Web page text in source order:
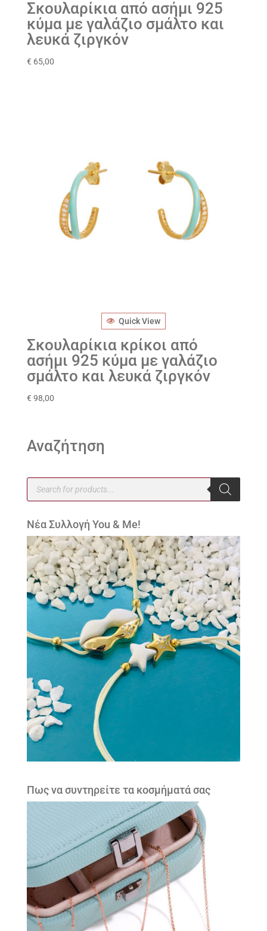
Σκουλαρίκια από ασήμι 925
κύμα με γαλάζιο σμάλτο και
λευκά ζιργκόν
€ 65,00
Quick View
Σκουλαρίκια κρίκοι από
ασήμι 925 κύμα με γαλάζιο
σμάλτο και λευκά ζιργκόν
€ 98,00
Αναζήτηση
Products
search
Νέα Συλλογή You & Me!
Πως να συντηρείτε τα κοσμήματά σας